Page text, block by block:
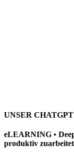
UNSER
eLEARNING •
produktiv zuarbeitet